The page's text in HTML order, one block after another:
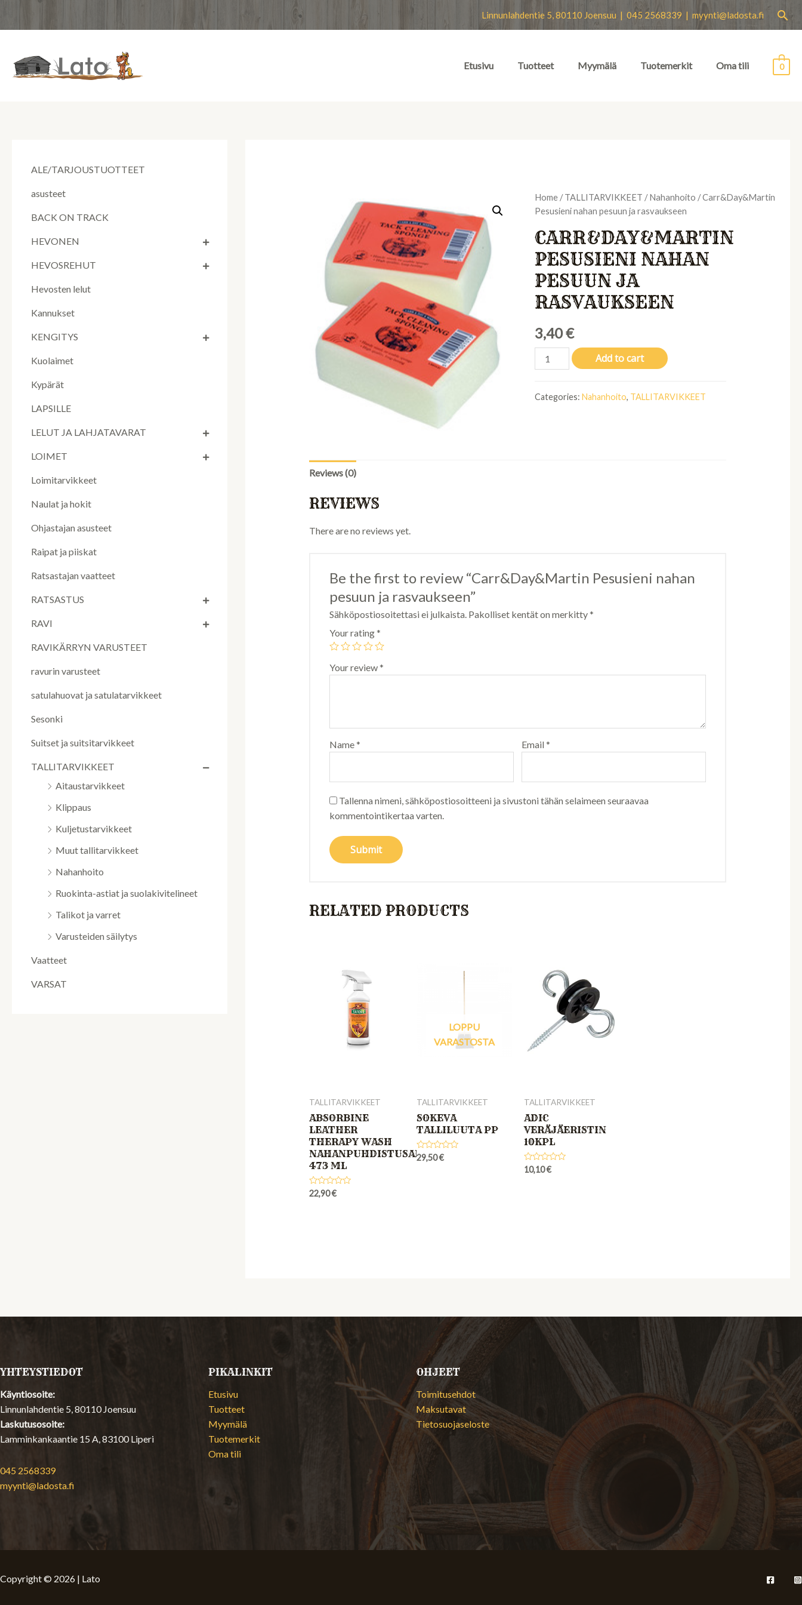
Linnunlahdentie 5, 80110 Joensuu | 045 2568339 | myynti@ladosta.fi Hae
Etusivu Tuotteet Myymälä Tuotemerkit Oma tili 0
ALE/TARJOUSTUOTTEET
asusteet
BACK ON TRACK
HEVONEN
HEVOSREHUT
Hevosten lelut
Kannukset
KENGITYS
Kuolaimet
Kypärät
LAPSILLE
LELUT JA LAHJATAVARAT
LOIMET
Loimitarvikkeet
Naulat ja hokit
Ohjastajan asusteet
Raipat ja piiskat
Ratsastajan vaatteet
RATSASTUS
RAVI
RAVIKÄRRYN VARUSTEET
ravurin varusteet
satulahuovat ja satulatarvikkeet
Sesonki
Suitset ja suitsitarvikkeet
TALLITARVIKKEET
Aitaustarvikkeet
Klippaus
Kuljetustarvikkeet
Muut tallitarvikkeet
Nahanhoito
Ruokinta-astiat ja suolakivitelineet
Talikot ja varret
Varusteiden säilytys
Vaatteet
VARSAT
Home/TALLITARVIKKEET /Nahanhoito / Carr&Day&Martin
Pesusieni nahan pesuun ja rasvaukseen
CARR&DAY&MARTIN
PESUSIENI NAHAN
PESUUN JA
RASVAUKSEEN
3,40€
Carr&Day&Martin
Pesusieni
pesuun
Add to cart
Categories: Nahanhoito, TALLITARVIKKEET
Reviews (0)
REVIEWS
There are no reviews yet.
Be the first to review “Carr&Day&Martin Pesusieni nahan
pesuun ja rasvaukseen”
Sähköpostiosoitettasi ei julkaista. Pakolliset kentät on merkitty*
Your rating*
Your review*
Name* Email *
Tallenna nimeni, sähköpostiosoitteeni ja sivustoni tähän selaimeen seuraavaa
kommentointikertaa varten.
RELATED PRODUCTS
TALLITARVIKKEET
ABSORBINE
LEATHER
THERAPY WASH
NAHANPUHDISTUSAINE
473 ML
Rated
22,90€
LOPPU
VARASTOSTA
TALLITARVIKKEET
SOKEVA
TALLILUUTA PP
Rated
29,50€
TALLITARVIKKEET
ADIC
VERÄJÄERISTIN
10KPL
Rated
10,10€
YHTEYSTIEDOT
Käyntiosoite:
Linnunlahdentie 5, 80110 Joensuu
Laskutusosoite:
Lamminkankaantie 15 A, 83100 Liperi
045 2568339
myynti@ladosta.fi
PIKALINKIT
Etusivu
Tuotteet
Myymälä
Tuotemerkit
Oma tili
OHJEET
Toimitusehdot
Maksutavat
Tietosuojaseloste
Copyright © 2026 | Lato